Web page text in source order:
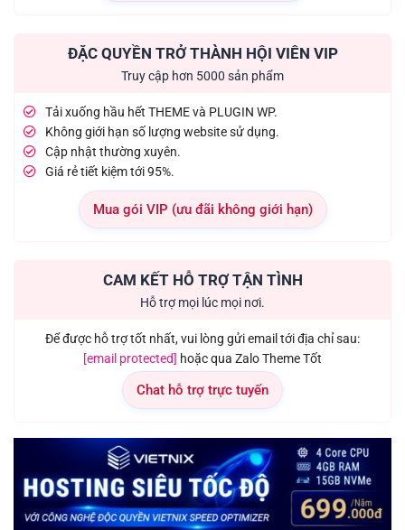
ĐẶC QUYỀN TRỞ THÀNH HỘI VIÊN VIP
Truy cập hơn 5000 sản phẩm
Tải xuống hầu hết THEME và PLUGIN WP.
Không giới hạn số lượng website sử dụng.
Cập nhật thường xuyên.
Giá rẻ tiết kiệm tới 95%.
Mua gói VIP (ưu đãi không giới hạn)
CAM KẾT HỖ TRỢ TẬN TÌNH
Hỗ trợ mọi lúc mọi nơi.
Để được hỗ trợ tốt nhất, vui lòng gửi email tới địa chỉ sau:
[email protected] hoặc qua Zalo Theme Tốt
Chat hỗ trợ trực tuyến